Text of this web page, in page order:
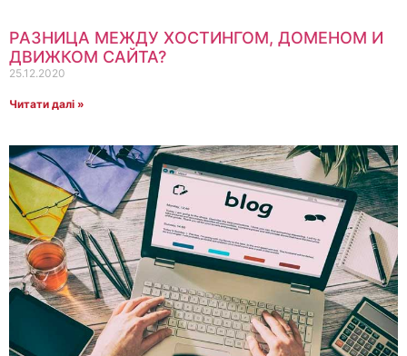
РАЗНИЦА МЕЖДУ ХОСТИНГОМ, ДОМЕНОМ И
ДВИЖКОМ САЙТА?
25.12.2020
Читати далі »